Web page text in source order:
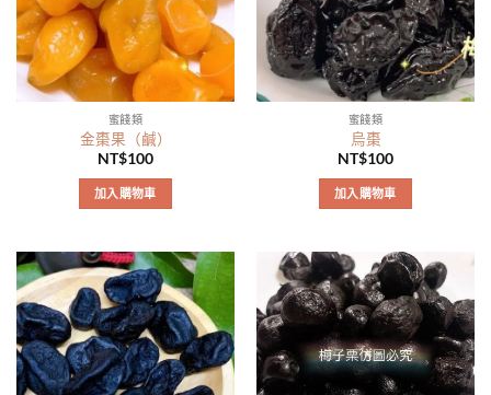
式。
可
在
產
品
頁
面
擇
蜜餞類
金棗果（鹹）
NT$100
加入購物車
蜜餞類
烏棗
NT$100
加入購物車